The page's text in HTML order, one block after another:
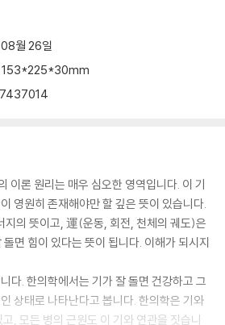
월 26일
153*225*30mm
론 원리는 매우 심오한 영역입니다. 이 기
영원히 존재해야만 할 깊은 뜻이 있습니다.
의 뜻이고, 運(운동, 회전, 천체의 궤도)은
면 힘이 있다는 뜻이 됩니다. 이해가 되시지
다. 한의학에서는 기가 잘 돌면 건강하고 그
상태로 나타난다고 봅니다. 한의학은 기와
, 모든 병의 근원도 이 기와 연관을 짓습니